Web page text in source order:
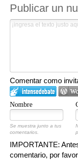
Publicar un
Comentar como
Nombre
Se muestra junto a tus
comentarios.
IMPORTANTE:
comentario, por